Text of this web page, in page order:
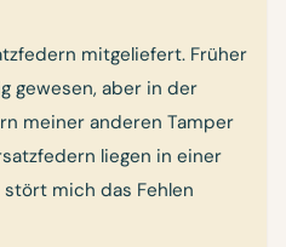
mitgeliefert. Früher
gewesen, aber in der
meiner anderen Tamper
liegen in einer
mich das Fehlen